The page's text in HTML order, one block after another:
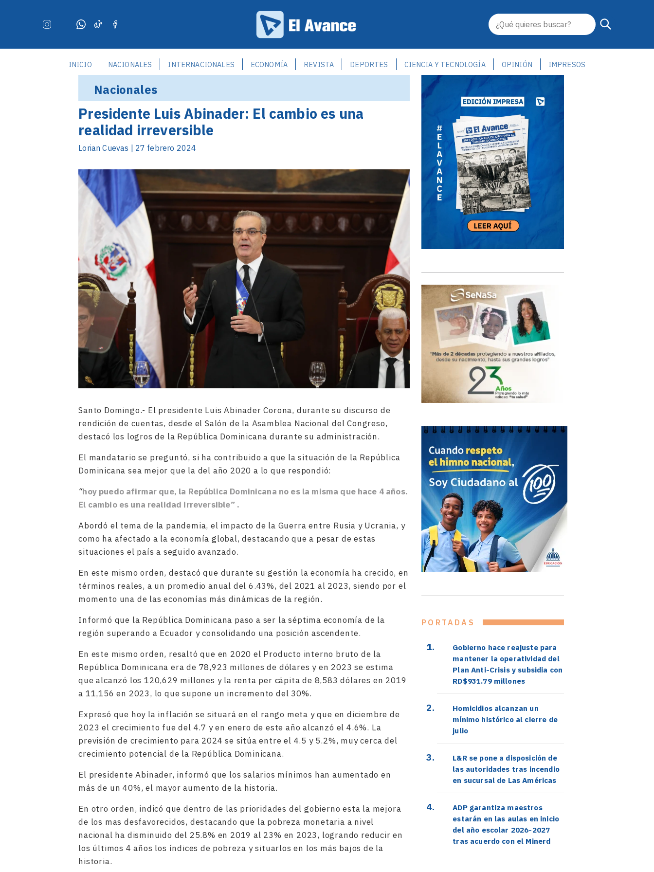
INICIO NACIONALES INTERNACIONALES ECONOMÍA REVISTA DEPORTES CIENCIA Y TECNOLOGÍA OPINIÓN IMPRESOS
Nacionales
Presidente Luis Abinader: El cambio es una
realidad irreversible
Lorian Cuevas | 27 febrero 2024
Santo Domingo.- El presidente Luis Abinader Corona, durante su discurso de
rendición de cuentas, desde el Salón de la Asamblea Nacional del Congreso,
destacó los logros de la República Dominicana durante su administración.
El mandatario se preguntó, si ha contribuido a que la situación de la República
Dominicana sea mejor que la del año 2020 a lo que respondió:
“hoy puedo afirmar que, la República Dominicana no es la misma que hace 4 años.
El cambio es una realidad irreversible” .
Abordó el tema de la pandemia, el impacto de la Guerra entre Rusia y Ucrania, y
como ha afectado a la economía global, destacando que a pesar de estas
situaciones el país a seguido avanzado.
En este mismo orden, destacó que durante su gestión la economía ha crecido, en
términos reales, a un promedio anual del 6.43%, del 2021 al 2023, siendo por el
momento una de las economías más dinámicas de la región.
Informó que la República Dominicana paso a ser la séptima economía de la
región superando a Ecuador y consolidando una posición ascendente.
En este mismo orden, resaltó que en 2020 el Producto interno bruto de la
República Dominicana era de 78,923 millones de dólares y en 2023 se estima
que alcanzó los 120,629 millones y la renta per cápita de 8,583 dólares en 2019
a 11,156 en 2023, lo que supone un incremento del 30%.
Expresó que hoy la inflación se situará en el rango meta y que en diciembre de
2023 el crecimiento fue del 4.7 y en enero de este año alcanzó el 4.6%. La
previsión de crecimiento para 2024 se sitúa entre el 4.5 y 5.2%, muy cerca del
crecimiento potencial de la República Dominicana.
El presidente Abinader, informó que los salarios mínimos han aumentado en
más de un 40%, el mayor aumento de la historia.
En otro orden, indicó que dentro de las prioridades del gobierno esta la mejora
de los mas desfavorecidos, destacando que la pobreza monetaria a nivel
nacional ha disminuido del 25.8% en 2019 al 23% en 2023, logrando reducir en
los últimos 4 años los índices de pobreza y situarlos en los más bajos de la
historia.
PORTADAS
Gobierno hace reajuste para
mantener la operatividad del
Plan Anti-Crisis y subsidia con
RD$931.79 millones
Homicidios alcanzan un
mínimo histórico al cierre de
julio
L&R se pone a disposición de
las autoridades tras incendio
en sucursal de Las Américas
ADP garantiza maestros
estarán en las aulas en inicio
del año escolar 2026-2027
tras acuerdo con el Minerd